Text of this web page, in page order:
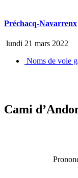
Préchacq-Navarrenx
lundi 21 mars 2022
Noms de voie
Cami